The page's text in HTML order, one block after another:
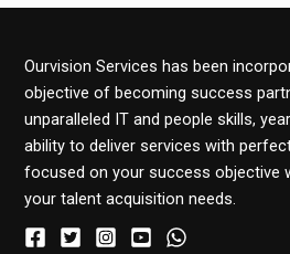
Ourvision Services has been
objective of becoming success
unparalleled IT and people skills,
ability to deliver services with
focused on your success objective
your talent acquisition needs.